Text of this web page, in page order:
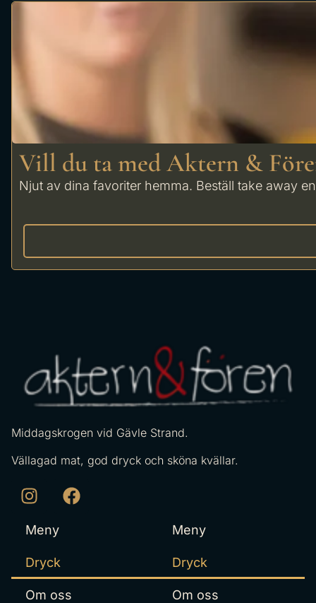
Vill du ta med Aktern &
Njut av dina favoriter hemma. Beställ take away
Middagskrogen vid Gävle Strand.
Vällagad mat, god dryck och sköna kvällar.
Meny
Dryck
Om oss
Meny
Dryck
Om oss